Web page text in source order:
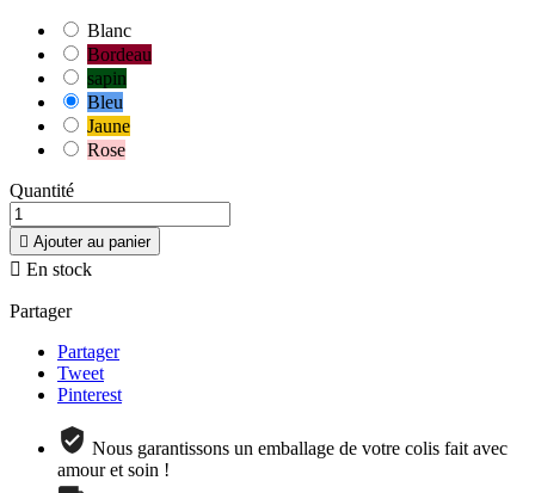
Blanc
Bordeau
sapin
Bleu
Jaune
Rose
Quantité
 Ajouter au panier
 En stock
Partager
Partager
Tweet
Pinterest
Nous garantissons un emballage de votre colis fait avec
amour et soin !